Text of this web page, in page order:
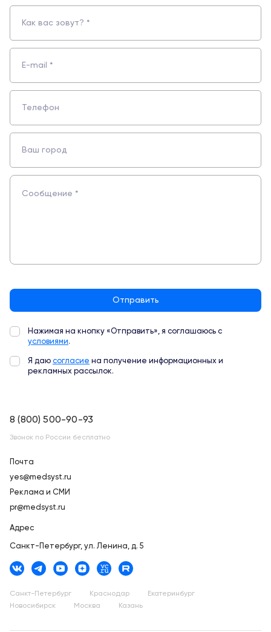
Как вас зовут? *
E-mail *
Телефон
Ваш город
Cообщение *
Отправить
Нажимая на кнопку «Отправить», я соглашаюсь с
условиями.
Я даю согласие на получение информационных и
рекламных рассылок.
8 (800) 500-90-93
Звонок по России бесплатно
Почта
yes@medsyst.ru
Реклама и СМИ
pr@medsyst.ru
Адрес
Санкт-Петербург, ул. Ленина, д. 5
Санкт-Петербург Краснодар
Екатеринбург
Новосибирск
Москва Казань